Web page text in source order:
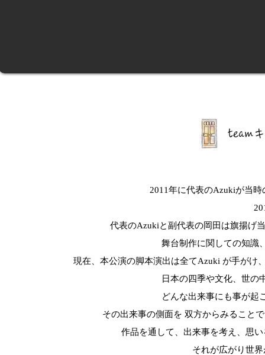
team
2011年に代表のAzukiが当
代表のAzukiと副代表の岡田は旗揚げ
舞台制作に関しての知識
現在、本公演の脚本演出は全てAzuki が手がけ
日本の四季や文化、世の
どんな出来事にも事が起
その出来事の側面を 双方からみること
作品を通して、出来事を考え、思
それが広がり世